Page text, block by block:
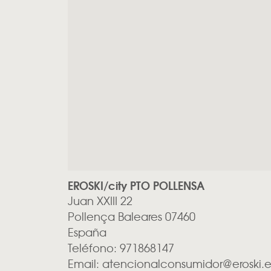
EROSKI/city PTO POLLENSA
Juan XXIII 22
Pollença Baleares07460
España
Teléfono: 971868147
Email: